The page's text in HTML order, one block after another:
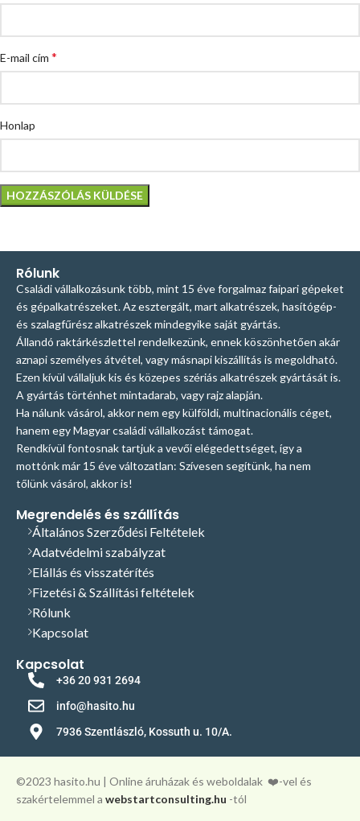
E-mail cím *
Honlap
Rólunk
Családi vállalkozásunk több, mint 15 éve forgalmaz faipari gépeket
és gépalkatrészeket. Az esztergált, mart alkatrészek, hasítógép-
és szalagfűrész alkatrészek mindegyike saját gyártás.
Állandó raktárkészlettel rendelkezünk, ennek köszönhetően akár
aznapi személyes átvétel, vagy másnapi kiszállítás is megoldható.
Ezen kívül vállaljuk kis és közepes szériás alkatrészek gyártását is.
A gyártás történhet mintadarab, vagy rajz alapján.
Ha nálunk vásárol, akkor nem egy külföldi, multinacionális céget,
hanem egy Magyar családi vállalkozást támogat.
Rendkívül fontosnak tartjuk a vevői elégedettséget, így a
mottónk már 15 éve változatlan: Szívesen segítünk, ha nem
tőlünk vásárol, akkor is!
Megrendelés és szállítás
Általános Szerződési Feltételek
Adatvédelmi szabályzat
Elállás és visszatérítés
Fizetési & Szállítási feltételek
Rólunk
Kapcsolat
Kapcsolat
+36 20 931 2694
info@hasito.hu
7936 Szentlászló, Kossuth u. 10/A.
©️2023 hasito.hu | Online áruházak és weboldalak ❤️-vel és
szakértelemmel a webstartconsulting.hu -tól